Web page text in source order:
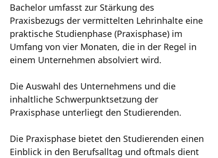
Bachelor umfasst zur Stärkung des
Praxisbezugs der vermittelten Lehrinhalte eine
praktische Studienphase (Praxisphase) im
Umfang von vier Monaten, die in der Regel in
einem Unternehmen absolviert wird.
Die Auswahl des Unternehmens und die
inhaltliche Schwerpunktsetzung der
Praxisphase unterliegt den Studierenden.
Die Praxisphase bietet den Studierenden einen
Einblick in den Berufsalltag und oftmals dient